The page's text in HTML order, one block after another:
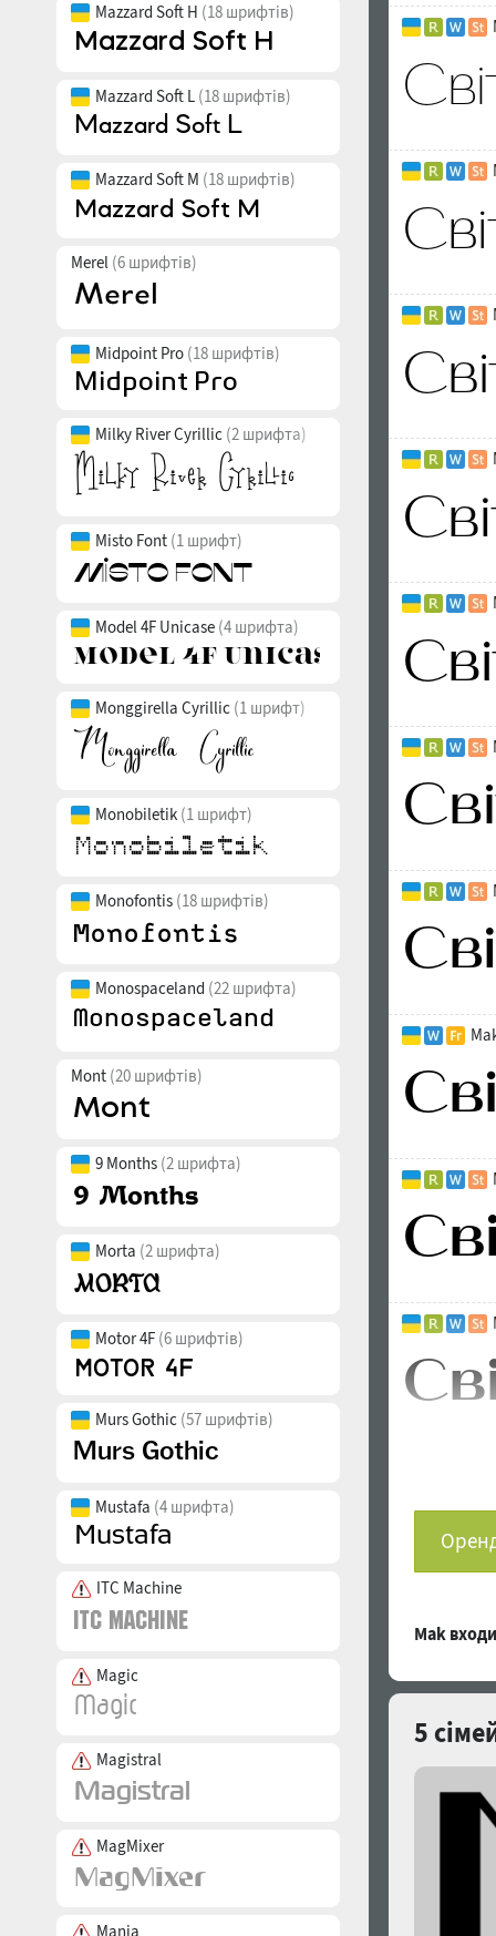
Mazzard Soft H (18 шрифтів)
Mazzard Soft L (18 шрифтів)
Mazzard Soft M (18 шрифтів)
Merel (6 шрифтів)
Midpoint Pro (18 шрифтів)
Milky River Cyrillic (2 шрифта)
Misto Font (1 шрифт)
Model 4F Unicase (4 шрифта)
Monggirella Cyrillic (1 шрифт)
Monobiletik (1 шрифт)
Monofontis (18 шрифтів)
Monospaceland (22 шрифта)
Mont (20 шрифтів)
9 Months (2 шрифта)
Morta (2 шрифта)
Motor 4F (6 шрифтів)
Murs Gothic (57 шрифтів)
Mustafa (4 шрифта)
ITC Machine
Magic
Magistral
MagMixer
Mania
Mak
5